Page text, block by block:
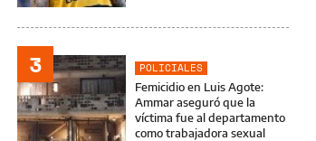
3
POLICIALES
Femicidio en Luis Agote:
Ammar aseguró que la
víctima fue al departamento
como trabajadora sexual